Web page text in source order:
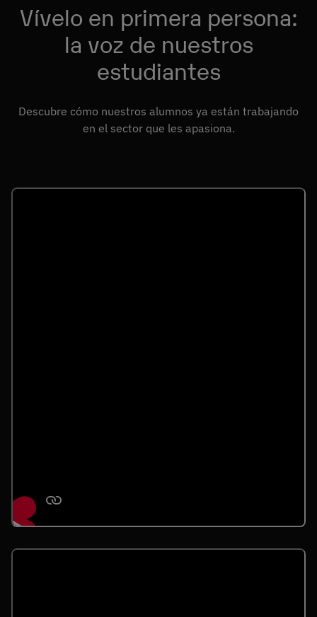
Vívelo en primera persona:
la voz de nuestros
estudiantes
Descubre cómo nuestros alumnos ya están trabajando
en el sector que les apasiona.